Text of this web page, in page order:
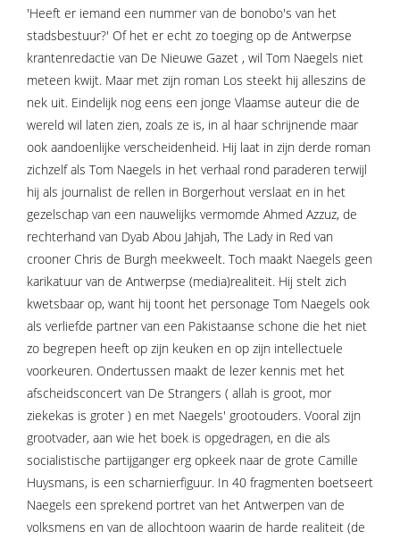
'Heeft er iemand een nummer van de bonobo's van het
stadsbestuur?' Of het er echt zo toeging op de Antwerpse
krantenredactie van De Nieuwe Gazet , wil Tom Naegels niet
meteen kwijt. Maar met zijn roman Los steekt hij alleszins de
nek uit. Eindelijk nog eens een jonge Vlaamse auteur die de
wereld wil laten zien, zoals ze is, in al haar schrijnende maar
ook aandoenlijke verscheidenheid. Hij laat in zijn derde roman
zichzelf als Tom Naegels in het verhaal rond paraderen terwijl
hij als journalist de rellen in Borgerhout verslaat en in het
gezelschap van een nauwelijks vermomde Ahmed Azzuz, de
rechterhand van Dyab Abou Jahjah, The Lady in Red van
crooner Chris de Burgh meekweelt. Toch maakt Naegels geen
karikatuur van de Antwerpse (media)realiteit. Hij stelt zich
kwetsbaar op, want hij toont het personage Tom Naegels ook
als verliefde partner van een Pakistaanse schone die het niet
zo begrepen heeft op zijn keuken en op zijn intellectuele
voorkeuren. Ondertussen maakt de lezer kennis met het
afscheidsconcert van De Strangers ( allah is groot, mor
ziekekas is groter ) en met Naegels' grootouders. Vooral zijn
grootvader, aan wie het boek is opgedragen, en die als
socialistische partijganger erg opkeek naar de grote Camille
Huysmans, is een scharnierfiguur. In 40 fragmenten boetseert
Naegels een sprekend portret van het Antwerpen van de
volksmens en van de allochtoon waarin de harde realiteit (de